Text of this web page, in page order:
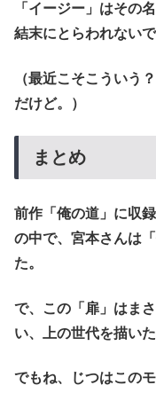
「イージー」はその
結末にとらわれない
（最近こそこういう
だけど。）
まとめ
前作「俺の道」に収
の中で、宮本さんは
た。
で、この「扉」はま
い、上の世代を描い
でもね、じつはこの